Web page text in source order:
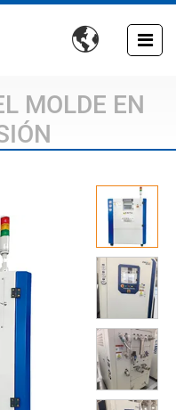

MOLDE EN